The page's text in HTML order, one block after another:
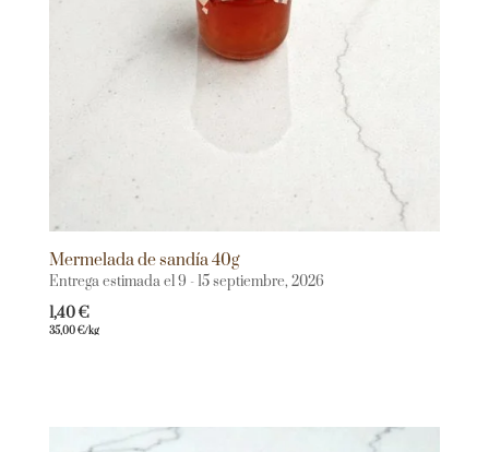
Mermelada de sandía 40g
Entrega estimada el 9 - 15 septiembre, 2026
1,40€
35,00€/kg